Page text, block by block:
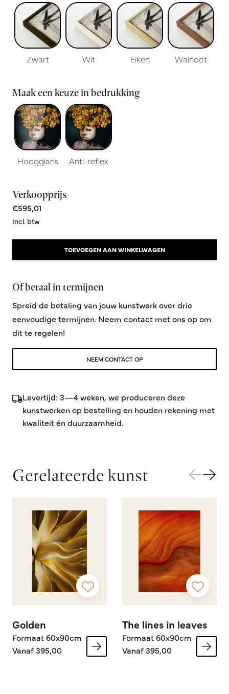
Zwart Wit Eiken Walnoot
Maak een keuze in bedrukking
Hoogglans Anti-reflex
Verkoopprijs
€595,01
Incl. btw
TOEVOEGEN AAN WINKELWAGEN
Of betaal in termijnen
Spreid de betaling van jouw kunstwerk over drie
eenvoudige termijnen. Neem contact met ons op om
dit te regelen!
NEEM CONTACT OP
Levertijd: 3—4 weken, we produceren deze
kunstwerken op bestelling en houden rekening met
kwaliteit én duurzaamheid.
Gerelateerde kunst
Golden
Formaat 60x90cm
Vanaf 395,00
The lines in leaves
Formaat 60x90cm
Vanaf 395,00